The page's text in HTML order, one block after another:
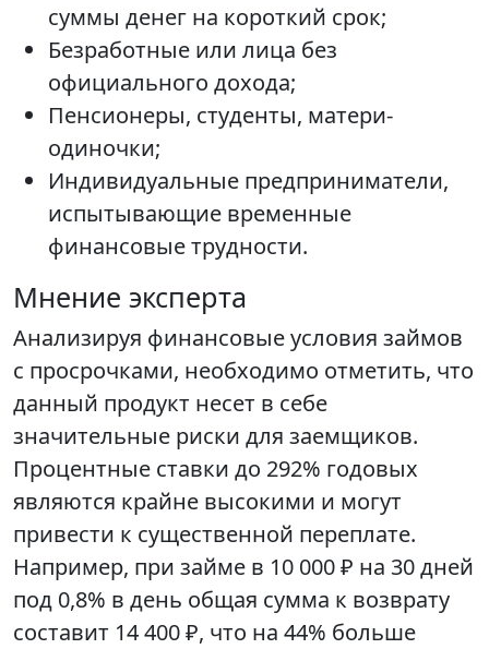
суммы денег на короткий срок;
Безработные или лица без
официального дохода;
Пенсионеры, студенты, матери-
одиночки;
Индивидуальные предприниматели,
испытывающие временные
финансовые трудности.
Мнение эксперта
Анализируя финансовые условия займов
с просрочками, необходимо отметить, что
данный продукт несет в себе
значительные риски для заемщиков.
Процентные ставки до 292% годовых
являются крайне высокими и могут
привести к существенной переплате.
Например, при займе в 10 000 ₽ на 30 дней
под 0,8% в день общая сумма к возврату
составит 14 400 ₽, что на 44% больше